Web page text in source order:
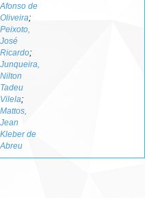
Afonso de
Oliveira;
Peixoto,
José
Ricardo;
Junqueira,
Nilton
Tadeu
Vilela;
Mattos,
Jean
Kleber de
Abreu